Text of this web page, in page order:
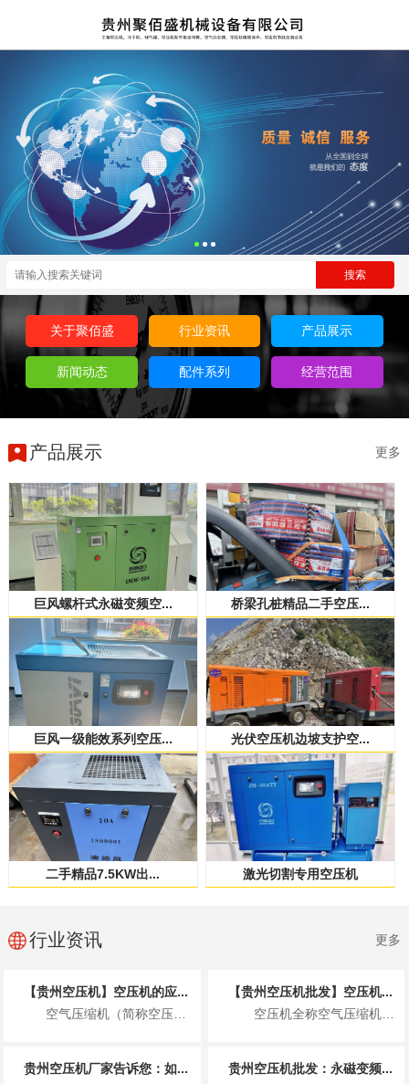
关于聚佰盛 行业资讯 产品展示
新闻动态 配件系列 经营范围
产品展示 更多
巨风螺杆式永磁变频空... 桥梁孔桩精品二手空压...
巨风一级能效系列空压... 光伏空压机边坡支护空...
二手精品7.5KW出... 激光切割专用空压机
行业资讯 更多
【贵州空压机】空压机的应...
空气压缩机（简称空压机）作为一种将机械能转化为气体压力能的通用设备，凭借其清洁...
【贵州空压机批发】空压机...
空压机全称空气压缩机，核心作用是将常压空气压缩为高压空气，把电能转...
贵州空压机厂家告诉您：如...
贵州空压机批发：永磁变频...